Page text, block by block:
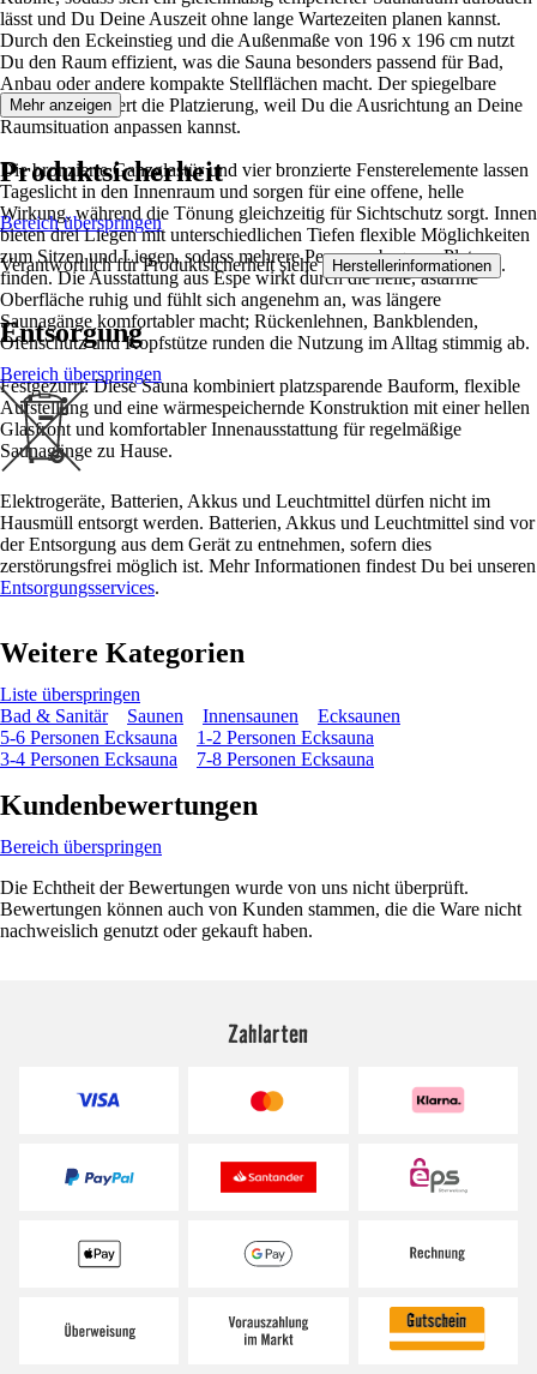
lässt und Du Deine Auszeit ohne lange Wartezeiten planen kannst.
Durch den Eckeinstieg und die Außenmaße von 196 x 196 cm nutzt
Du den Raum effizient, was die Sauna besonders passend für Bad,
Anbau oder andere kompakte Stellflächen macht. Der spiegelbare
Aufbau erleichtert die Platzierung, weil Du die Ausrichtung an Deine
Raumsituation anpassen kannst.
Die bronzierte Ganzglastür und vier bronzierte Fensterelemente lassen
Tageslicht in den Innenraum und sorgen für eine offene, helle
Wirkung, während die Tönung gleichzeitig für Sichtschutz sorgt. Innen
bieten drei Liegen mit unterschiedlichen Tiefen flexible Möglichkeiten
zum Sitzen und Liegen, sodass mehrere Personen bequem Platz
finden. Die Ausstattung aus Espe wirkt durch die helle, astarme
Oberfläche ruhig und fühlt sich angenehm an, was längere
Saunagänge komfortabler macht; Rückenlehnen, Bankblenden,
Ofenschutz und Kopfstütze runden die Nutzung im Alltag stimmig ab.
Festgezurrt: Diese Sauna kombiniert platzsparende Bauform, flexible
Aufstellung und eine wärmespeichernde Konstruktion mit einer hellen
Glasfront und komfortabler Innenausstattung für regelmäßige
Saunagänge zu Hause.
Mehr anzeigen
Produktsicherheit
Bereich überspringen
Verantwortlich für Produktsicherheit siehe Herstellerinformationen .
Entsorgung
Bereich überspringen
Elektrogeräte, Batterien, Akkus und Leuchtmittel dürfen nicht im
Hausmüll entsorgt werden. Batterien, Akkus und Leuchtmittel sind vor
der Entsorgung aus dem Gerät zu entnehmen, sofern dies
zerstörungsfrei möglich ist. Mehr Informationen findest Du bei unseren
Entsorgungsservices.
Weitere Kategorien
Liste überspringen
Bad & Sanitär
Saunen Innensaunen
Ecksaunen
5-6 Personen Ecksauna
1-2 Personen Ecksauna
3-4 Personen Ecksauna
7-8 Personen Ecksauna
Kundenbewertungen
Bereich überspringen
Die Echtheit der Bewertungen wurde von uns nicht überprüft.
Bewertungen können auch von Kunden stammen, die die Ware nicht
nachweislich genutzt oder gekauft haben.
Zahlarten